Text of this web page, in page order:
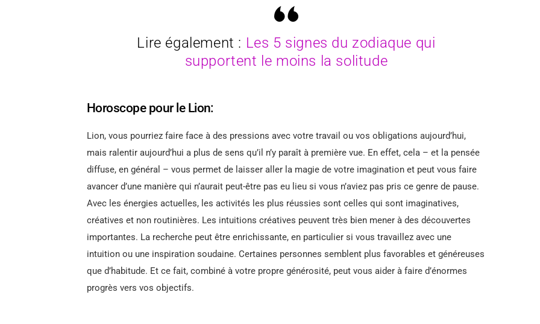
Lire également : Les 5 signes du zodiaque qui
supportent le moins la solitude
Horoscope pour le Lion:
Lion, vous pourriez faire face à des pressions avec votre travail ou vos obligations aujourd’hui,
mais ralentir aujourd’hui a plus de sens qu’il n’y paraît à première vue. En effet, cela – et la pensée
diffuse, en général – vous permet de laisser aller la magie de votre imagination et peut vous faire
avancer d’une manière qui n’aurait peut-être pas eu lieu si vous n’aviez pas pris ce genre de pause.
Avec les énergies actuelles, les activités les plus réussies sont celles qui sont imaginatives,
créatives et non routinières. Les intuitions créatives peuvent très bien mener à des découvertes
importantes. La recherche peut être enrichissante, en particulier si vous travaillez avec une
intuition ou une inspiration soudaine. Certaines personnes semblent plus favorables et généreuses
que d’habitude. Et ce fait, combiné à votre propre générosité, peut vous aider à faire d’énormes
progrès vers vos objectifs.